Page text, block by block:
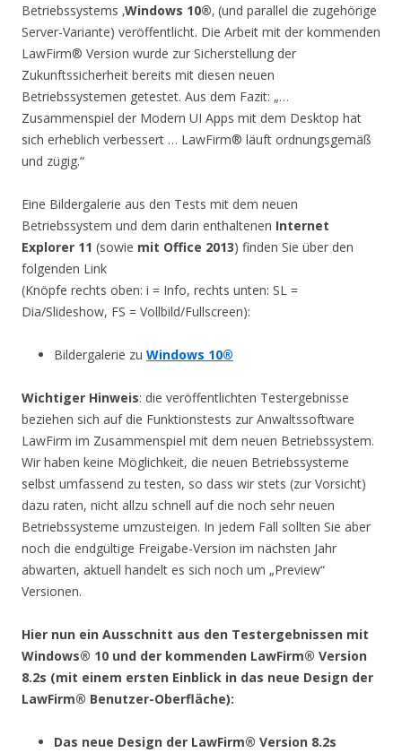
Betriebssystems ‚Windows 10®‚ (und parallel die zugehörige
Server-Variante) veröffentlicht. Die Arbeit mit der kommenden
LawFirm® Version wurde zur Sicherstellung der
Zukunftssicherheit bereits mit diesen neuen
Betriebssystemen getestet. Aus dem Fazit: „…
Zusammenspiel der Modern UI Apps mit dem Desktop hat
sich erheblich verbessert … LawFirm® läuft ordnungsgemäß
und zügig.“
Eine Bildergalerie aus den Tests mit dem neuen
Betriebssystem und dem darin enthaltenen Internet
Explorer 11 (sowie mit Office 2013) finden Sie über den
folgenden Link
(Knöpfe rechts oben: i = Info, rechts unten: SL =
Dia/Slideshow, FS = Vollbild/Fullscreen):
Bildergalerie zu Windows 10®
Wichtiger Hinweis: die veröffentlichten Testergebnisse
beziehen sich auf die Funktionstests zur Anwaltssoftware
LawFirm im Zusammenspiel mit dem neuen Betriebssystem.
Wir haben keine Möglichkeit, die neuen Betriebssysteme
selbst umfassend zu testen, so dass wir stets (zur Vorsicht)
dazu raten, nicht allzu schnell auf die noch sehr neuen
Betriebssysteme umzusteigen. In jedem Fall sollten Sie aber
noch die endgültige Freigabe-Version im nächsten Jahr
abwarten, aktuell handelt es sich noch um „Preview“
Versionen.
Hier nun ein Ausschnitt aus den Testergebnissen mit
Windows® 10 und der kommenden LawFirm® Version
8.2s (mit einem ersten Einblick in das neue Design der
LawFirm® Benutzer-Oberfläche):
Das neue Design der LawFirm® Version 8.2s